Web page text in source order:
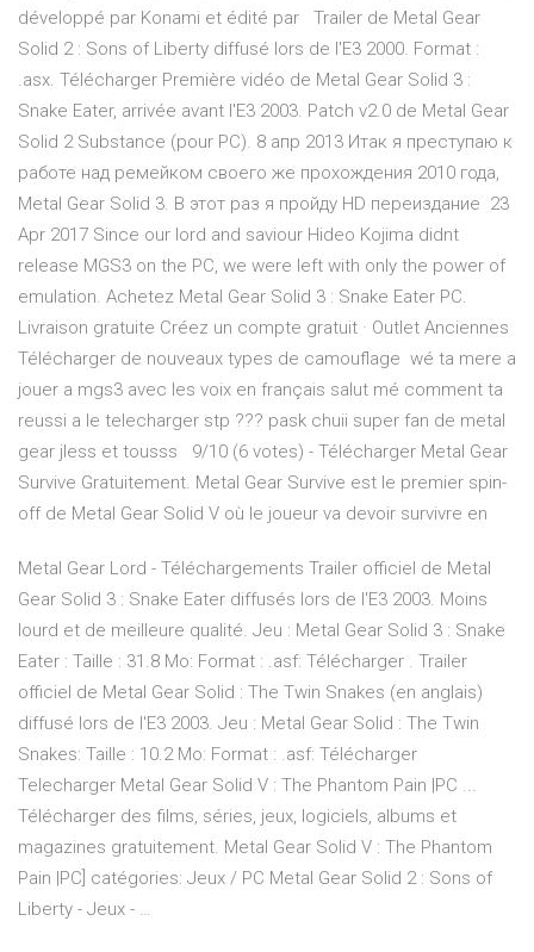
développé par Konami et édité par Trailer de Metal Gear
Solid 2 : Sons of Liberty diffusé lors de l'E3 2000. Format :
.asx. Télécharger Première vidéo de Metal Gear Solid 3 :
Snake Eater, arrivée avant l'E3 2003. Patch v2.0 de Metal Gear
Solid 2 Substance (pour PC). 8 апр 2013 Итак я преступаю к
работе над ремейком своего же прохождения 2010 года,
Metal Gear Solid 3. В этот раз я пройду HD переиздание 23
Apr 2017 Since our lord and saviour Hideo Kojima didnt
release MGS3 on the PC, we were left with only the power of
emulation. Achetez Metal Gear Solid 3 : Snake Eater PC.
Livraison gratuite Créez un compte gratuit · Outlet Anciennes
Télécharger de nouveaux types de camouflage wé ta mere a
jouer a mgs3 avec les voix en français salut mé comment ta
reussi a le telecharger stp ??? pask chuii super fan de metal
gear jless et tousss 9/10 (6 votes) - Télécharger Metal Gear
Survive Gratuitement. Metal Gear Survive est le premier spin-
off de Metal Gear Solid V où le joueur va devoir survivre en
Metal Gear Lord - Téléchargements Trailer officiel de Metal
Gear Solid 3 : Snake Eater diffusés lors de l'E3 2003. Moins
lourd et de meilleure qualité. Jeu : Metal Gear Solid 3 : Snake
Eater : Taille : 31.8 Mo: Format : .asf: Télécharger . Trailer
officiel de Metal Gear Solid : The Twin Snakes (en anglais)
diffusé lors de l'E3 2003. Jeu : Metal Gear Solid : The Twin
Snakes: Taille : 10.2 Mo: Format : .asf: Télécharger
Telecharger Metal Gear Solid V : The Phantom Pain |PC ...
Télécharger des films, séries, jeux, logiciels, albums et
magazines gratuitement. Metal Gear Solid V : The Phantom
Pain |PC] catégories: Jeux / PC Metal Gear Solid 2 : Sons of
Liberty - Jeux - …